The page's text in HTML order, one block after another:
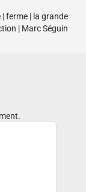
|ferme | la grande
| Marc Séguin